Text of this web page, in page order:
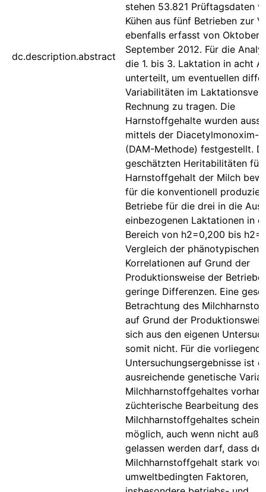
dc.description.abstract
stehen 53.821 Prüftagsdaten
Kühen aus fünf Betrieben zur
ebenfalls erfasst von Oktober
September 2012. Für die
die 1. bis 3. Laktation in acht
unterteilt, um eventuellen
Variabilitäten im
Rechnung zu tragen. Die
Harnstoffgehalte wurden
mittels der Diacetylmonoxim-
(DAM-Methode) festgestellt.
geschätzten Heritabilitäten für
Harnstoffgehalt der Milch
für die konventionell
Betriebe für die drei in die
einbezogenen Laktationen in
Bereich von h2=0,200 bis
Vergleich der phänotypischen
Korrelationen auf Grund der
Produktionsweise der
geringe Differenzen. Eine
Betrachtung des
auf Grund der
sich aus den eigenen
somit nicht. Für die
Untersuchungsergebnisse ist
ausreichende genetische
Milchharnstoffgehaltes
züchterische Bearbeitung des
Milchharnstoffgehaltes
möglich, auch wenn nicht
gelassen werden darf, dass der
Milchharnstoffgehalt stark von
umweltbedingten Faktoren,